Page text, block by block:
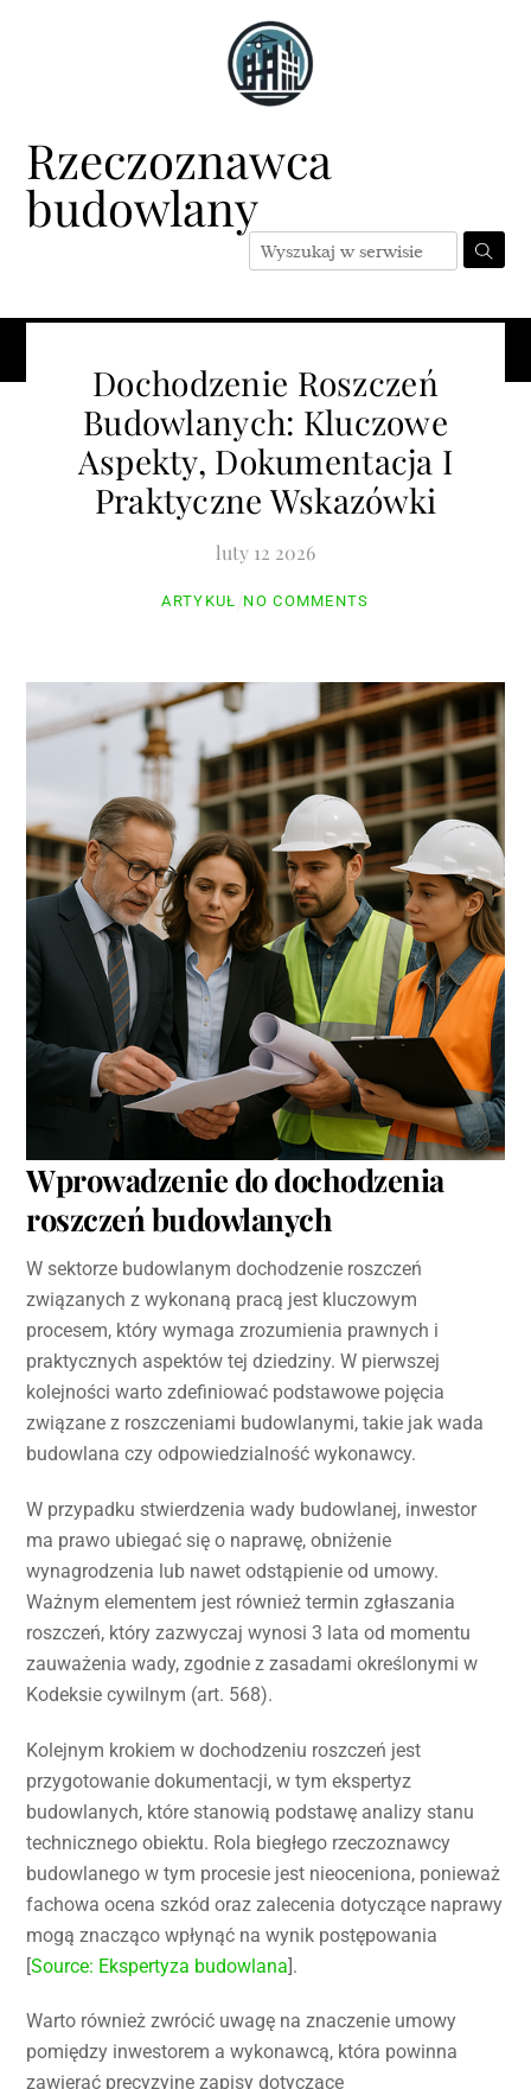
Rzeczoznawca
budowlany
Dochodzenie Roszczeń
Budowlanych: Kluczowe
Aspekty, Dokumentacja I
Praktyczne Wskazówki
luty 12 2026
ARTYKUŁ NO COMMENTS
Wprowadzenie do dochodzenia
roszczeń budowlanych
W sektorze budowlanym dochodzenie roszczeń
związanych z wykonaną pracą jest kluczowym
procesem, który wymaga zrozumienia prawnych i
praktycznych aspektów tej dziedziny. W pierwszej
kolejności warto zdefiniować podstawowe pojęcia
związane z roszczeniami budowlanymi, takie jak wada
budowlana czy odpowiedzialność wykonawcy.
W przypadku stwierdzenia wady budowlanej, inwestor
ma prawo ubiegać się o naprawę, obniżenie
wynagrodzenia lub nawet odstąpienie od umowy.
Ważnym elementem jest również termin zgłaszania
roszczeń, który zazwyczaj wynosi 3 lata od momentu
zauważenia wady, zgodnie z zasadami określonymi w
Kodeksie cywilnym (art. 568).
Kolejnym krokiem w dochodzeniu roszczeń jest
przygotowanie dokumentacji, w tym ekspertyz
budowlanych, które stanowią podstawę analizy stanu
technicznego obiektu. Rola biegłego rzeczoznawcy
budowlanego w tym procesie jest nieoceniona, ponieważ
fachowa ocena szkód oraz zalecenia dotyczące naprawy
mogą znacząco wpłynąć na wynik postępowania
[Source: Ekspertyza budowlana].
Warto również zwrócić uwagę na znaczenie umowy
pomiędzy inwestorem a wykonawcą, która powinna
zawierać precyzyjne zapisy dotyczące